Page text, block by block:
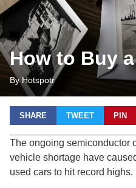
How to Buy
By Hotspotr
SHARE TWEET PIN
The ongoing semiconductor
vehicle shortage have
used cars to hit record highs.